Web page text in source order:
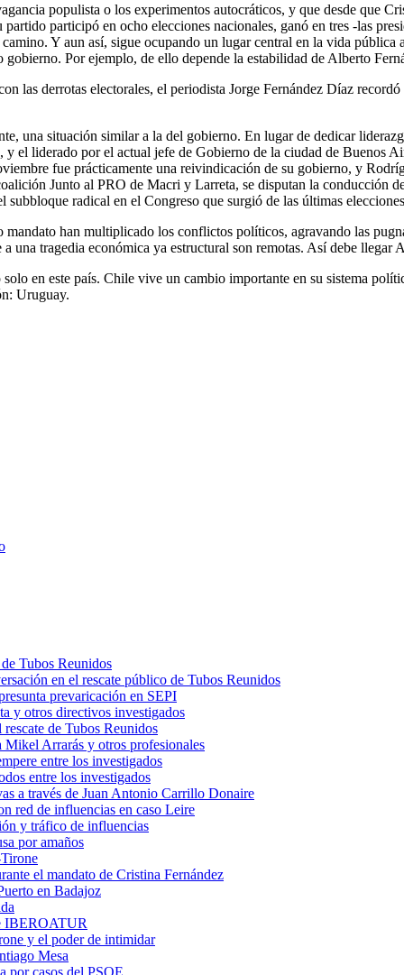
populista o los experimentos autocráticos, y que desde que
participó en ocho elecciones nacionales, ganó en tres -las
Y aun así, sigue ocupando un lugar central en la vida
Por ejemplo, de ello depende la estabilidad de Alberto
las derrotas electorales, el periodista Jorge Fernández Díaz
una situación similar a la del gobierno. En lugar de dedicar
el liderado por el actual jefe de Gobierno de la ciudad de Buenos
fue prácticamente una reivindicación de su gobierno, y
Junto al PRO de Macri y Larreta, se disputan la conducción
radical en el Congreso que surgió de las últimas
han multiplicado los conflictos políticos, agravando las
una tragedia económica ya estructural son remotas. Así debe llegar
en este país. Chile vive un cambio importante en su sistema
Uruguay.
Tubos Reunidos
en el rescate público de Tubos Reunidos
prevaricación en SEPI
y otros directivos investigados
de Tubos Reunidos
Arrarás y otros profesionales
entre los investigados
entre los investigados
a través de Juan Antonio Carrillo Donaire
red de influencias en caso Leire
y tráfico de influencias
por amaños
el mandato de Cristina Fernández
en Badajoz
IBEROATUR
y el poder de intimidar
Mesa
por casos del PSOE